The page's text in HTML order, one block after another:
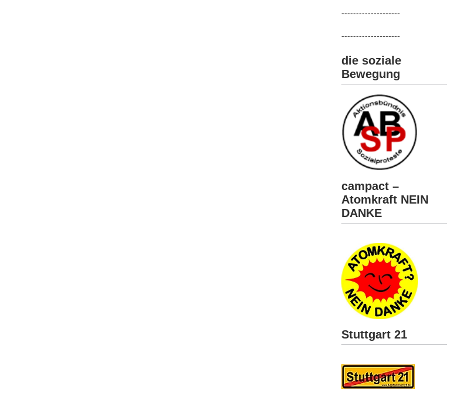
--------------------
--------------------
die soziale
Bewegung
campact –
Atomkraft NEIN
DANKE
Stuttgart 21